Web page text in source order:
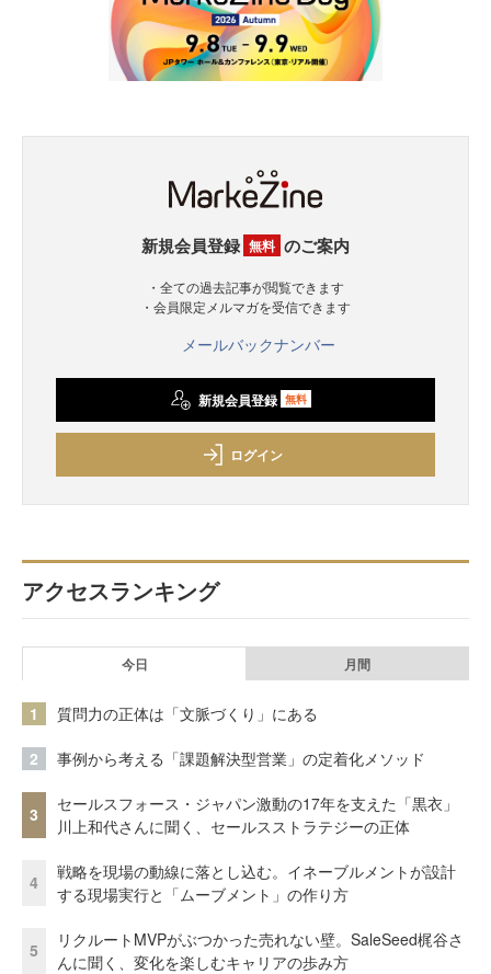
新規会員登録 無料 のご案内
・全ての過去記事が閲覧できます
・会員限定メルマガを受信できます
メールバックナンバー
新規会員登録 無料
ログイン
アクセスランキング
今日 月間
1 質問力の正体は「文脈づくり」にある
2 事例から考える「課題解決型営業」の定着化メソッド
3
セールスフォース・ジャパン激動の17年を支えた「黒衣」
川上和代さんに聞く、セールスストラテジーの正体
4
戦略を現場の動線に落とし込む。イネーブルメントが設計
する現場実行と「ムーブメント」の作り方
5
リクルートMVPがぶつかった売れない壁。SaleSeed梶谷さ
んに聞く、変化を楽しむキャリアの歩み方